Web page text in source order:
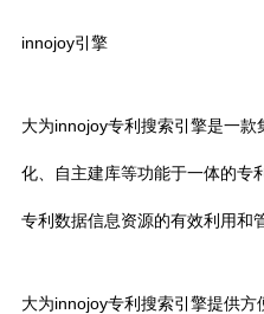
innojoy引擎
大为innojoy专利搜索引擎是一
化、自主建库等功能于一体的专
专利数据信息资源的有效利用和
大为innojoy专利搜索引擎提供